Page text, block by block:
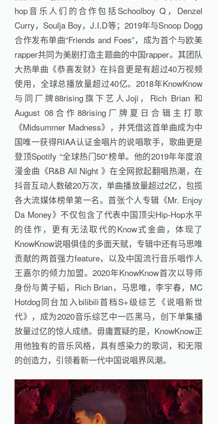
hop音乐人们的合作包括Schoolboy Q，Denzel
Curry，Soulja Boy，J.I.D等；2019年与Snoop Dogg
合作发布单曲“Friends and Foes”，成为首个与欧美
rapper共同为美剧打造主题曲的中国rapper。其团队
大热单曲《恭喜发财》在抖音更是有超过40万视频
使用，全球总播放量超过40亿。2018年KnowKnow
与同厂牌88rising旗下艺人Joji，Rich Brian 和
August 08合作88rising厂牌夏日合辑主打歌
《Midsummer Madness》，并凭借这首单曲成为中
国唯一获得RIAA认证金唱片的说唱歌手，歌曲更是
登顶Spotify “全球热门50“榜单。他的2019年年度浪
漫金曲《R&B All Night 》在全网掀起翻唱热潮，在
抖音互动人数破20万次，单曲播放量超过2亿，包揽
各大流媒体榜单第一名。首张个人专辑《Mr. Enjoy
Da Money》不仅包含了代表中国顶尖Hip-Hop水平
的佳作，更有无法取代的Know式金曲，体现了
KnowKnow说唱俱佳的多面天赋，专辑中还有马思唯
贡献的两首强力feature，以及中国流行音乐唱作人
王嘉尔的倾力加盟。2020年KnowKnow首次以导师
身份与黄子韬，Rich Brian，马思唯，李宇春，MC
Hotdog同台加入bilibili首档S+级综艺《说唱新世
代》，成为2020音乐综艺中一匹黑马，创下单集播
放量过亿的惊人成绩。毋庸置疑的是，KnowKnow正
用他独有的音乐风格，具有感染力的歌词，和无限
的创造力，引领着新一代中国说唱界风潮。